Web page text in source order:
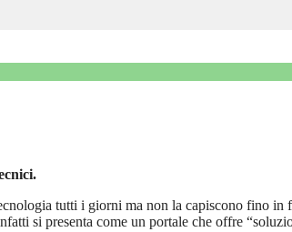
tutti i giorni ma non la capiscono fino in
si presenta come un portale che offre